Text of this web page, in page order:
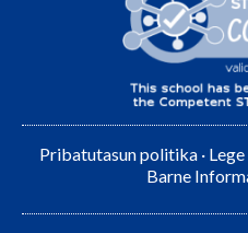
Pribatutasun politika ·
Barne